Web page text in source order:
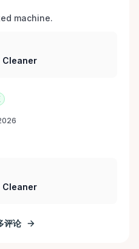
machine.
Cleaner
Cleaner
评论